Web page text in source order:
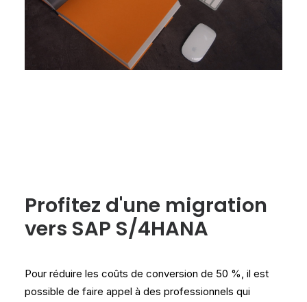
Profitez d'une migration
vers SAP S/4HANA
Pour réduire les coûts de conversion de 50 %, il est
possible de faire appel à des professionnels qui